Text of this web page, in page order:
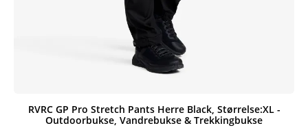
RVRC GP Pro Stretch Pants Herre Black, Størrelse:XL -
Outdoorbukse, Vandrebukse & Trekkingbukse